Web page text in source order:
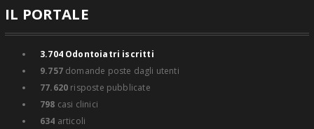
IL PORTALE
3.704Odontoiatri iscritti
9.757domande poste dagli utenti
77.620 risposte pubblicate
798 casi clinici
634 articoli